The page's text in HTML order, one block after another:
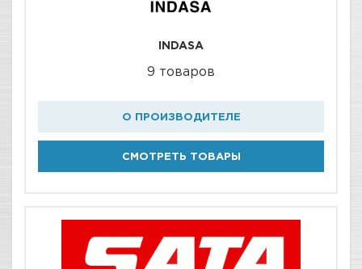
INDASA
9 товаров
О ПРОИЗВОДИТЕЛЕ
СМОТРЕТЬ ТОВАРЫ